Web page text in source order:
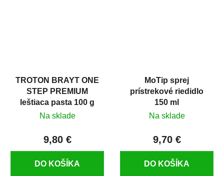
TROTON BRAYT ONE
STEP PREMIUM
leštiaca pasta 100 g
Na sklade
9,80 €
DO KOŠÍKA
MoTip sprej
prístrekové riedidlo
150 ml
Na sklade
9,70 €
DO KOŠÍKA